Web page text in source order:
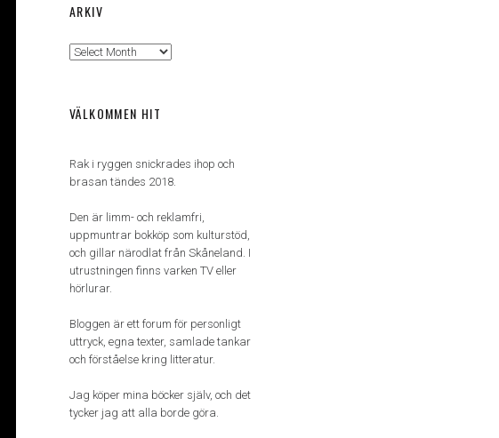
ARKIV
Arkiv
VÄLKOMMEN HIT
Rak i ryggen snickrades ihop och
brasan tändes 2018.
Den är limm- och reklamfri,
uppmuntrar bokköp som kulturstöd,
och gillar närodlat från Skåneland. I
utrustningen finns varken TV eller
hörlurar.
Bloggen är ett forum för personligt
uttryck, egna texter, samlade tankar
och förståelse kring litteratur.
Jag köper mina böcker själv, och det
tycker jag att alla borde göra.